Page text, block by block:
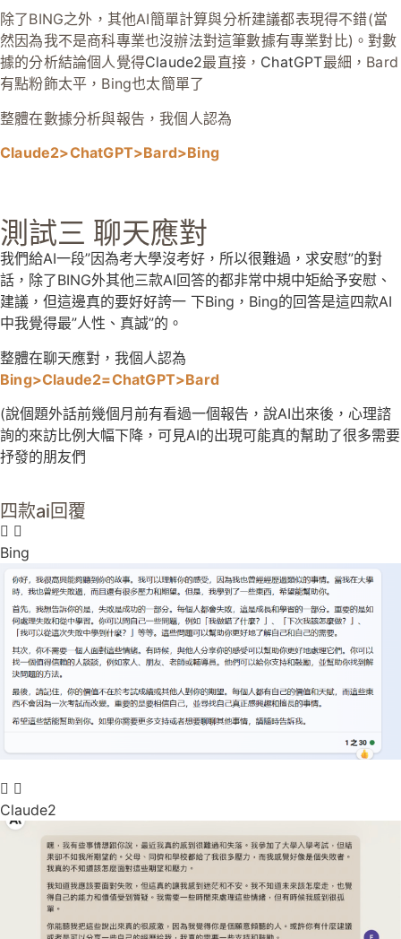
除了BING之外，其他AI簡單計算與分析建議都表現得不錯(當
然因為我不是商科專業也沒辦法對這筆數據有專業對比)。對數
據的分析結論個人覺得Claude2最直接， ChatGPT最細，Bard
有點粉飾太平，Bing也太簡單了
整體在數據分析與報告，我個人認為
Claude2>ChatGPT>Bard>Bing
測試三 聊天應對
我們給AI一段”因為考大學沒考好，所以很難過，求安慰”的對
話，除了BING外其他三款AI回答的都非常中規中矩給予安慰、
建議，但這邊真的要好好誇一 下Bing，Bing的回答是這四款AI
中我覺得最”人性、真誠”的。
整體在聊天應對，我個人認為
Bing>Claude2=ChatGPT>Bard
(說個題外話前幾個月前有看過一個報告，說AI出來後，心理諮
詢的來訪比例大幅下降，可見AI的出現可能真的幫助了很多需要
抒發的朋友們
四款ai回覆
Bing
Claude2